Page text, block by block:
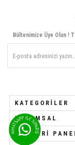
Bültenimize Üye Olun !
KATEGORILER
KURUMSAL
MÜŞTERI